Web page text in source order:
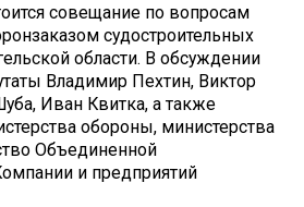
совещание по вопросам
судостроительных
области. В обсуждении
Владимир Пехтин, Виктор
Иван Квитка, а также
обороны, министерства
Объединенной
и предприятий